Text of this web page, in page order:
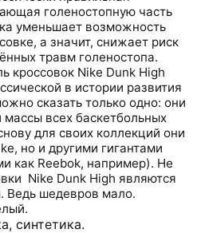
голеностопную часть
уменьшает возможность
а значит, снижает риск
травм голеностопа.
кроссовок Nike Dunk High
в истории развития
сказать только одно: они
всех баскетбольных
для своих коллекций они
но и другими гигантами
как Reebok, например). Не
Nike Dunk High являются
Ведь шедевров мало.
синтетика.